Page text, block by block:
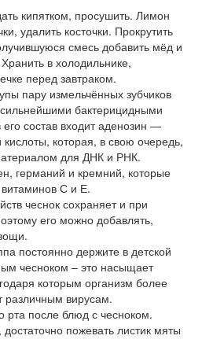
кипятком, просушить. Лимон
удалить косточки. Прокрутить
смесь добавить мёд и
в холодильнике,
перед завтраком.
пару измельчённых зубчиков
бактерицидными
состав входит аденозин —
которая, в свою очередь,
для ДНК и РНК.
германий и кремний, которые
витаминов С и Е.
чеснок сохраняет и при
его можно добавлять,
постоянно держите в детской
чесноком – это насыщает
которым организм более
различным вирусам.
рта после блюд с чесноком.
пожевать листик мяты